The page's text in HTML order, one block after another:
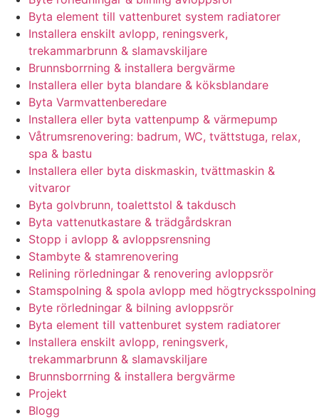
Byta element till vattenburet system radiatorer
Installera enskilt avlopp, reningsverk,
trekammarbrunn & slamavskiljare
Brunnsborrning & installera bergvärme
Installera eller byta blandare & köksblandare
Byta Varmvattenberedare
Installera eller byta vattenpump & värmepump
Våtrumsrenovering: badrum, WC, tvättstuga, relax,
spa & bastu
Installera eller byta diskmaskin, tvättmaskin &
vitvaror
Byta golvbrunn, toalettstol & takdusch
Byta vattenutkastare & trädgårdskran
Stopp i avlopp & avloppsrensning
Stambyte & stamrenovering
Relining rörledningar & renovering avloppsrör
Stamspolning & spola avlopp med högtrycksspolning
Byte rörledningar & bilning avloppsrör
Byta element till vattenburet system radiatorer
Installera enskilt avlopp, reningsverk,
trekammarbrunn & slamavskiljare
Brunnsborrning & installera bergvärme
Projekt
Blogg